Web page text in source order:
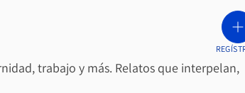
trabajo y más. Relatos que interpelan,